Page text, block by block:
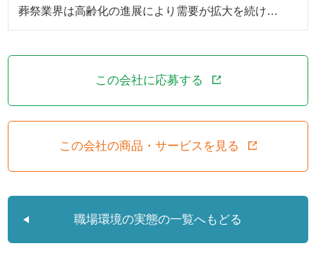
葬祭業界は高齢化の進展により需要が拡大を続け…
この会社に応募する
この会社の商品・サービスを見る
職場環境の実態の一覧へもどる